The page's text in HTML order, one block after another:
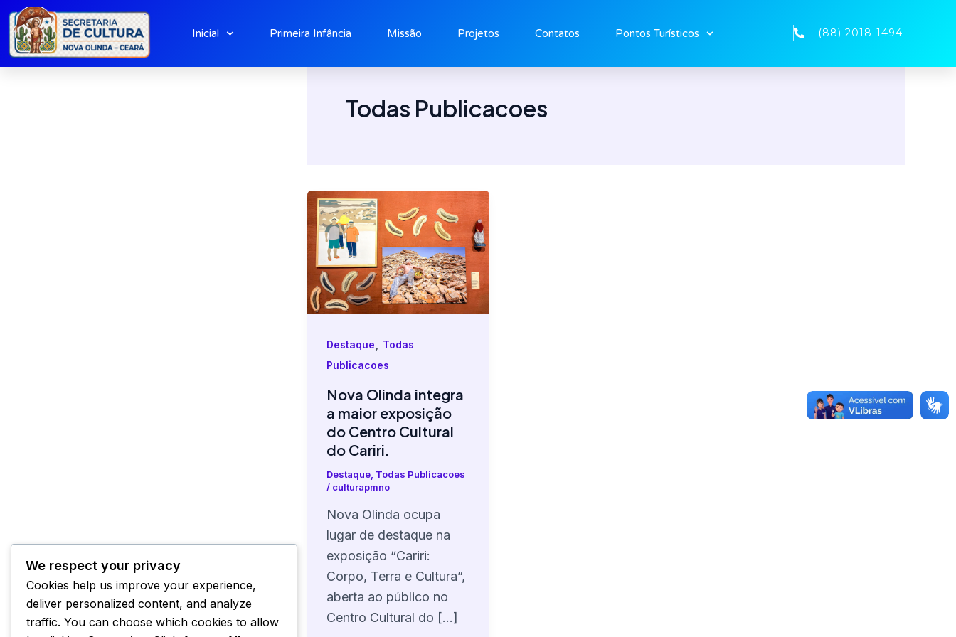
Skip
content
Inicial Primeira Infância Missão Projetos Contatos Pontos Turísticos (88) 2018-1494
Todas Publicacoes
Destaque, Todas
Publicacoes
Nova Olinda integra
a maior exposição
do Centro Cultural
do Cariri.
Destaque Todas Publicacoes
/ culturapmno
Nova Olinda ocupa
lugar de destaque na
exposição “Cariri:
Corpo, Terra e Cultura”,
aberta ao público no
Centro Cultural do […]
We respect your privacy
Cookies help us improve your experience,
deliver personalized content, and analyze
traffic. You can choose which cookies to allow